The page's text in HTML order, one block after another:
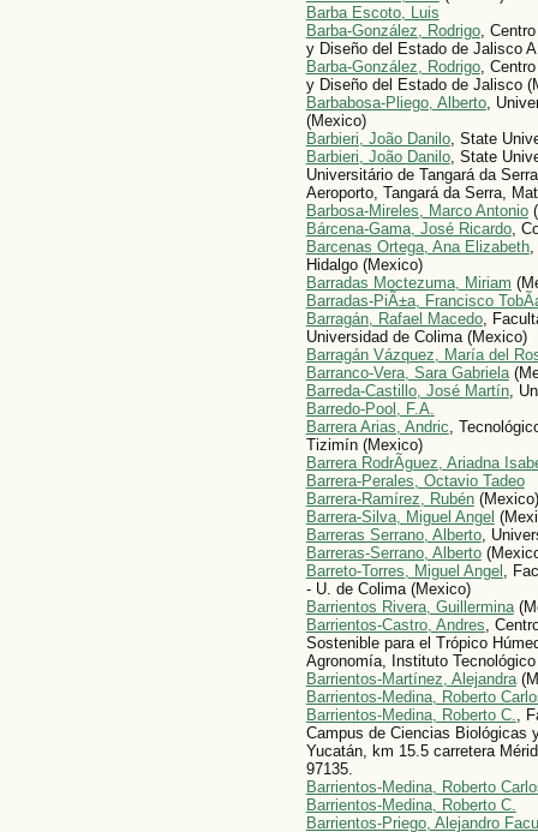
Barba Escoto, Luis
Barba-González, Rodrigo,
y Diseño del Estado de Jalisco
Barba-González, Rodrigo,
y Diseño del Estado de Jalisco
Barbabosa-Pliego, Alberto,
(Mexico)
Barbieri, João Danilo, State
Barbieri, João Danilo, State
Universitário de Tangará da
Aeroporto, Tangará da Serra,
Barbosa-Mireles, Marco Antonio
Bárcena-Gama, José Ricardo,
Barcenas Ortega, Ana Elizabeth,
Hidalgo (Mexico)
Barradas Moctezuma, Miriam
Barradas-PiÃ±a, Francisco
Barragán, Rafael Macedo,
Universidad de Colima (Mexico)
Barragán Vázquez, María del
Barranco-Vera, Sara Gabriela
Barreda-Castillo, José Martín,
Barredo-Pool, F.A.
Barrera Arias, Andric,
Tizimín (Mexico)
Barrera RodrÃ­guez, Ariadna
Barrera-Perales, Octavio Tadeo
Barrera-Ramírez, Rubén(Mexico)
Barrera-Silva, Miguel Angel
Barreras Serrano, Alberto,
Barreras-Serrano, Alberto
Barreto-Torres, Miguel Angel ,
- U. de Colima (Mexico)
Barrientos Rivera, Guillermina
Barrientos-Castro, Andres,
Sostenible para el Trópico
Agronomía, Instituto
Barrientos-Martínez, Alejandra
Barrientos-Medina, Roberto
Barrientos-Medina, Roberto C.,
Campus de Ciencias Biológicas
Yucatán, km 15.5 carretera
97135.
Barrientos-Medina, Roberto
Barrientos-Medina, Roberto C.
Barrientos-Priego, Alejandro